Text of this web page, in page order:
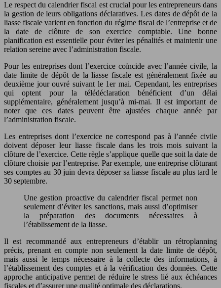
Le respect du calendrier fiscal est crucial pour les entrepreneurs dans
la gestion de leurs obligations déclaratives. Les dates de dépôt de la
liasse fiscale varient en fonction du régime fiscal de l’entreprise et de
la date de clôture de son exercice comptable. Une bonne
planification est essentielle pour éviter les pénalités et maintenir une
relation sereine avec l’administration fiscale.
Pour les entreprises dont l’exercice coïncide avec l’année civile, la
date limite de dépôt de la liasse fiscale est généralement fixée au
deuxième jour ouvré suivant le 1er mai. Cependant, les entreprises
qui optent pour la télédéclaration bénéficient d’un délai
supplémentaire, généralement jusqu’à mi-mai. Il est important de
noter que ces dates peuvent être ajustées chaque année par
l’administration fiscale.
Les entreprises dont l’exercice ne correspond pas à l’année civile
doivent déposer leur liasse fiscale dans les trois mois suivant la
clôture de l’exercice. Cette règle s’applique quelle que soit la date de
clôture choisie par l’entreprise. Par exemple, une entreprise clôturant
ses comptes au 30 juin devra déposer sa liasse fiscale au plus tard le
30 septembre.
Une gestion proactive du calendrier fiscal permet non
seulement d’éviter les sanctions, mais aussi d’optimiser
la préparation des documents nécessaires à
l’établissement de la liasse.
Il est recommandé aux entrepreneurs d’établir un rétroplanning
précis, prenant en compte non seulement la date limite de dépôt,
mais aussi le temps nécessaire à la collecte des informations, à
l’établissement des comptes et à la vérification des données. Cette
approche anticipative permet de réduire le stress lié aux échéances
fiscales et d’assurer une qualité optimale des déclarations.